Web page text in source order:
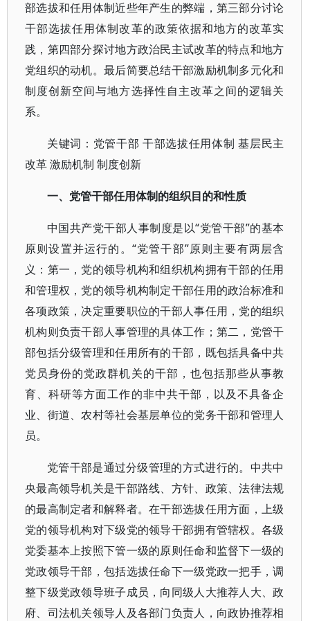
部选拔和任用体制近些年产生的弊端，第三部分讨论
干部选拔任用体制改革的政策依据和地方的改革实
践，第四部分探讨地方政治民主试改革的特点和地方
党组织的动机。最后简要总结干部激励机制多元化和
制度创新空间与地方选择性自主改革之间的逻辑关
系。
关键词：党管干部 干部选拔任用体制 基层民主
改革 激励机制 制度创新
一、党管干部任用体制的组织目的和性质
中国共产党干部人事制度是以“党管干部”的基本
原则设置并运行的。“党管干部”原则主要有两层含
义：第一，党的领导机构和组织机构拥有干部的任用
和管理权，党的领导机构制定干部任用的政治标准和
各项政策，决定重要职位的干部人事任用，党的组织
机构则负责干部人事管理的具体工作；第二，党管干
部包括分级管理和任用所有的干部，既包括具备中共
党员身份的党政群机关的干部，也包括那些从事教
育、科研等方面工作的非中共干部，以及不具备企
业、街道、农村等社会基层单位的党务干部和管理人
员。
党管干部是通过分级管理的方式进行的。中共中
央最高领导机关是干部路线、方针、政策、法律法规
的最高制定者和解释者。在干部选拔任用方面，上级
党的领导机构对下级党的领导干部拥有管辖权。各级
党委基本上按照下管一级的原则任命和监督下一级的
党政领导干部，包括选拔任命下一级党政一把手，调
整下级党政领导班子成员，向同级人大推荐人大、政
府、司法机关领导人及各部门负责人，向政协推荐相